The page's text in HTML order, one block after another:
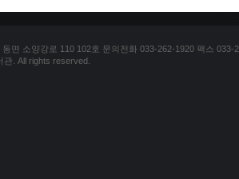
면 소양강로 110 102호 문의전화 033-262-1920 팩스 033-
. All rights reserved.